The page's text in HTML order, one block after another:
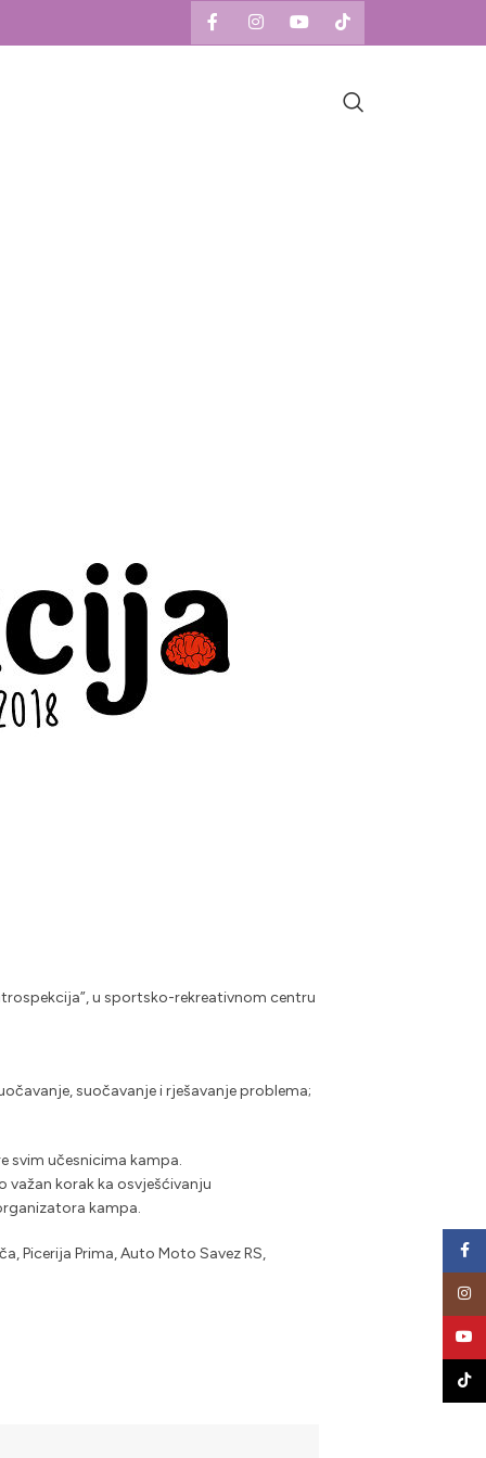
u sportsko-rekreativnom centru
suočavanje i rješavanje problema;
svim učesnicima kampa.
korak ka osvješćivanju
kampa.
Picerija Prima, Auto Moto Savez RS,